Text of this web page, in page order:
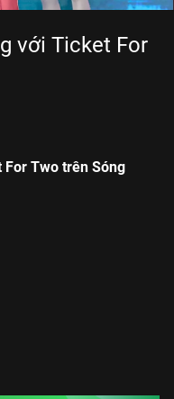
với Ticket For
For Two trên Sóng